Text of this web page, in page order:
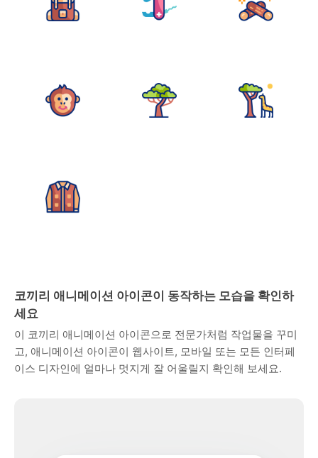
코끼리 애니메이션 아이콘이 동작하는 모습을 확인하
세요
이 코끼리 애니메이션 아이콘으로 전문가처럼 작업물을 꾸미
고, 애니메이션 아이콘이 웹사이트, 모바일 또는 모든 인터페
이스 디자인에 얼마나 멋지게 잘 어울릴지 확인해 보세요.